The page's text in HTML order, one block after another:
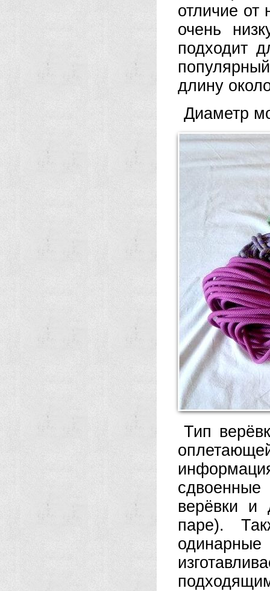
отличие от
очень
подходит
длину
Диаметр
Тип
верёвки и
паре).